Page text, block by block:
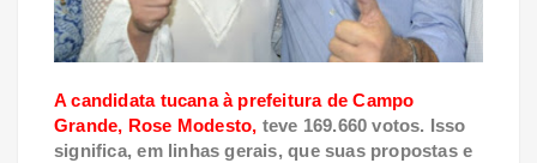
A candidata tucana à prefeitura de Campo
Grande, Rose Modesto, teve 169.660 votos. Isso
significa, em linhas gerais, que suas propostas e